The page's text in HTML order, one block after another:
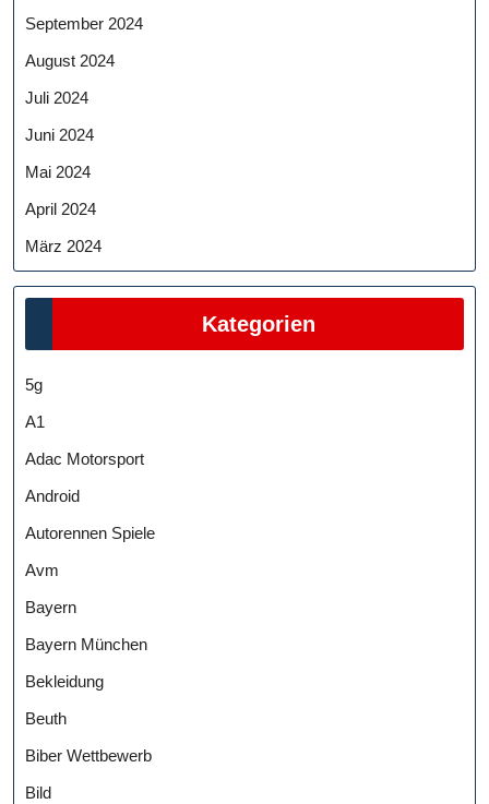
September 2024
August 2024
Juli 2024
Juni 2024
Mai 2024
April 2024
März 2024
Kategorien
5g
A1
Adac Motorsport
Android
Autorennen Spiele
Avm
Bayern
Bayern München
Bekleidung
Beuth
Biber Wettbewerb
Bild